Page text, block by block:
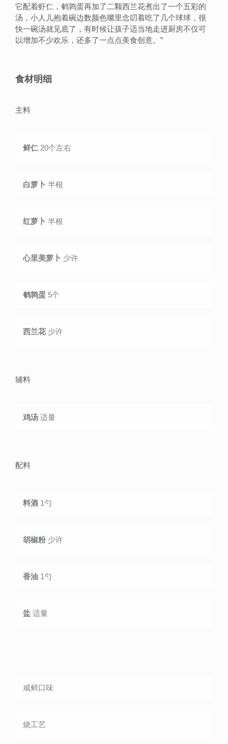
它配着虾仁，鹌鹑蛋再加了二颗西兰花煮出了一个五彩的
汤，小人儿抱着碗边数颜色嘴里念叨着吃了几个球球，很
快一碗汤就见底了，有时候让孩子适当地走进厨房不仅可
以增加不少欢乐，还多了一点点美食创意。 ”
食材明细
主料
鲜仁 20个左右
白萝卜 半根
红萝卜 半根
心里美萝卜 少许
鹌鹑蛋 5个
西兰花 少许
辅料
鸡汤 适量
配料
料酒 1勺
胡椒粉 少许
香油 1勺
盐 适量
咸鲜口味
烧工艺